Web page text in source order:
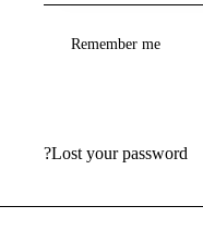
Remember me
Lost your password?